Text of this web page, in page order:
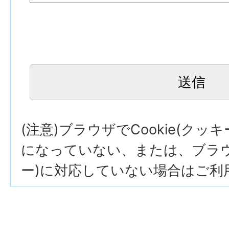
(注意)ブラウザでCookie(クッキ
になっていない、または、ブラ
ー)に対応していない場合はご利